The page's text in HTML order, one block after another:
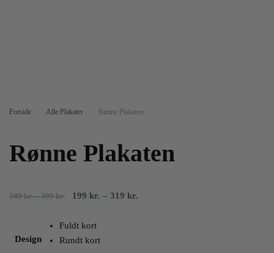
Forside Alle Plakater Rønne Plakaten
Rønne Plakaten
249kr. – 399kr. Prisinterval:
til
399
199 kr. – 319 kr.
Design
Fuldt kort
Rundt kort